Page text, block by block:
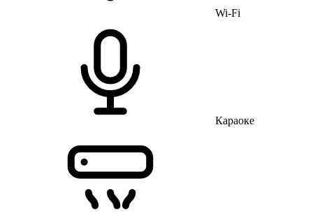
Wi-Fi
Караоке